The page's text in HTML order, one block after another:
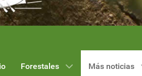
Forestales Más noticias